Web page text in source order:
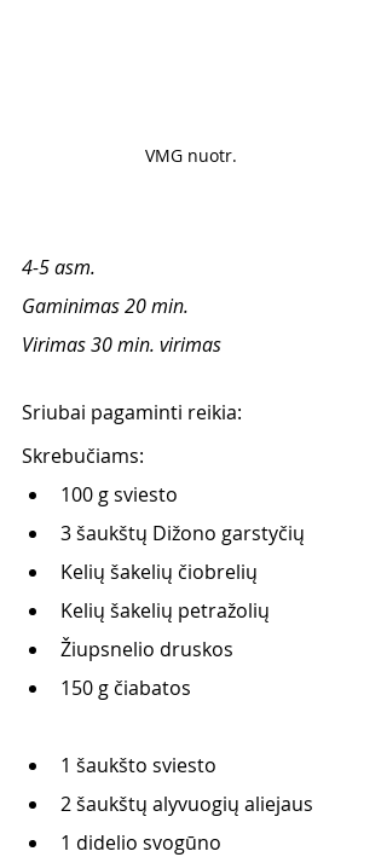
VMG nuotr.
4-5 asm.
Gaminimas 20 min.
Virimas 30 min. virimas
Sriubai pagaminti reikia:
Skrebučiams:
100 g sviesto
3 šaukštų Dižono garstyčių
Kelių šakelių čiobrelių
Kelių šakelių petražolių
Žiupsnelio druskos
150 g čiabatos
1 šaukšto sviesto
2 šaukštų alyvuogių aliejaus
1 didelio svogūno